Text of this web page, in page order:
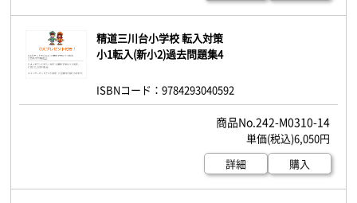
精道三川台小学校 転入対策
小1転入(新小2)過去問題集4
ISBNコード：9784293040592
242-M0310-14
6,050円
詳細
購入